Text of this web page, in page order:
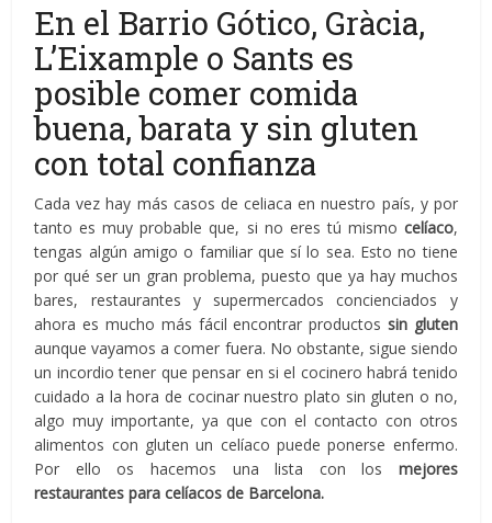
En el Barrio Gótico, Gràcia,
L’Eixample o Sants es
posible comer comida
buena, barata y sin gluten
con total confianza
Cada vez hay más casos de celiaca en nuestro país, y por
tanto es muy probable que, si no eres tú mismo celíaco,
tengas algún amigo o familiar que sí lo sea. Esto no tiene
por qué ser un gran problema, puesto que ya hay muchos
bares, restaurantes y supermercados concienciados y
ahora es mucho más fácil encontrar productos sin gluten
aunque vayamos a comer fuera. No obstante, sigue siendo
un incordio tener que pensar en si el cocinero habrá tenido
cuidado a la hora de cocinar nuestro plato sin gluten o no,
algo muy importante, ya que con el contacto con otros
alimentos con gluten un celíaco puede ponerse enfermo.
Por ello os hacemos una lista con los mejores
restaurantes para celíacos de Barcelona.